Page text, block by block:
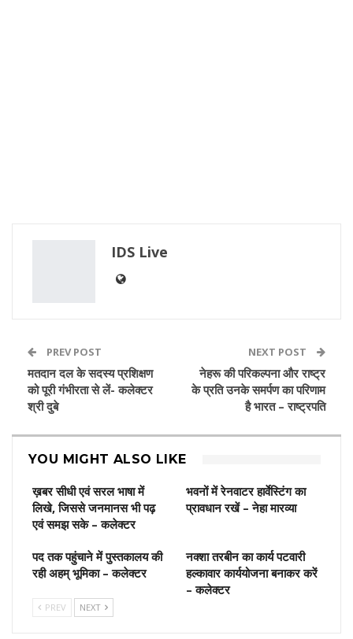
IDS Live
PREV POST
मतदान दल के सदस्य प्रशिक्षण
को पूरी गंभीरता से लें- कलेक्टर
श्री दुबे
NEXT POST
नेहरू की परिकल्‍पना और राष्ट्र
के प्रति उनके समर्पण का परिणाम
है भारत – राष्ट्रपति
YOU MIGHT ALSO LIKE
ख़बर सीधी एवं सरल भाषा में
लिखे, जिससे जनमानस भी पढ़
एवं समझ सके – कलेक्टर
भवनों में रेनवाटर हार्वेस्टिंग का
प्रावधान रखें – नेहा मारव्या
पद तक पहुंचाने में पुस्‍तकालय की
रही अहम् भूमिका – कलेक्‍टर
नक्शा तरबीन का कार्य पटवारी
हल्कावार कार्ययोजना बनाकर करें
– कलेक्टर
PREV NEXT